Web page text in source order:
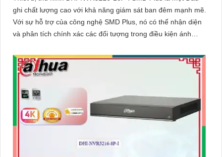
ghi chất lượng cao với khả năng giám sát ban đêm mạnh mẽ.
Với sự hỗ trợ của công nghệ SMD Plus, nó có thể nhận diện
và phân tích chính xác các đối tượng trong điều kiện ánh